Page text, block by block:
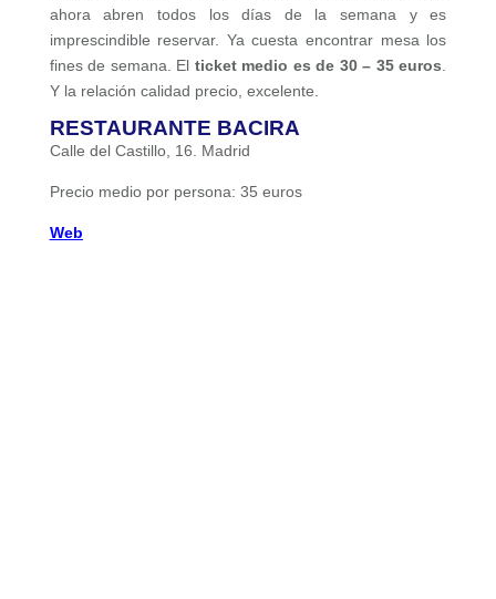
ahora abren todos los días de la semana y es
imprescindible reservar. Ya cuesta encontrar mesa los
fines de semana. El ticket medio es de 30 – 35 euros.
Y la relación calidad precio, excelente.
RESTAURANTE BACIRA
Calle del Castillo, 16. Madrid
Precio medio por persona: 35 euros
Web